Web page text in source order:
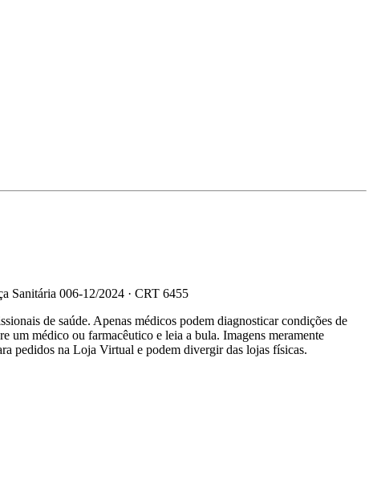
Sanitária 006-12/2024 · CRT 6455
de saúde. Apenas médicos podem diagnosticar condições de
um médico ou farmacêutico e leia a bula. Imagens meramente
pedidos na Loja Virtual e podem divergir das lojas físicas.